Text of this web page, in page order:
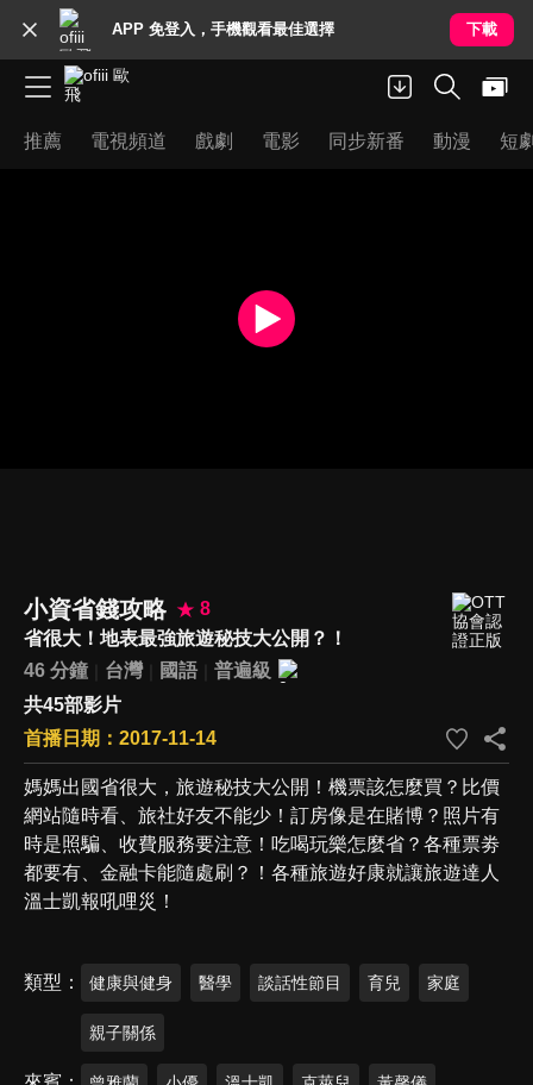
APP 免登入，手機觀看最佳選擇 下載
推薦 電視頻道 戲劇 電影 同步新番 動漫 短
小資省錢攻略
8
省很大！地表最強旅遊秘技大公開？！
46 分鐘
台灣 國語
普遍級
共45部影片
首播日期：2017-11-14
媽媽出國省很大，旅遊秘技大公開！機票該怎麼買？比價
網站隨時看、旅社好友不能少！訂房像是在賭博？照片有
時是照騙、收費服務要注意！吃喝玩樂怎麼省？各種票劵
都要有、金融卡能隨處刷？！各種旅遊好康就讓旅遊達人
溫士凱報吼哩災！
類型 健康與健身 醫學 談話性節目 育兒 家庭
親子關係